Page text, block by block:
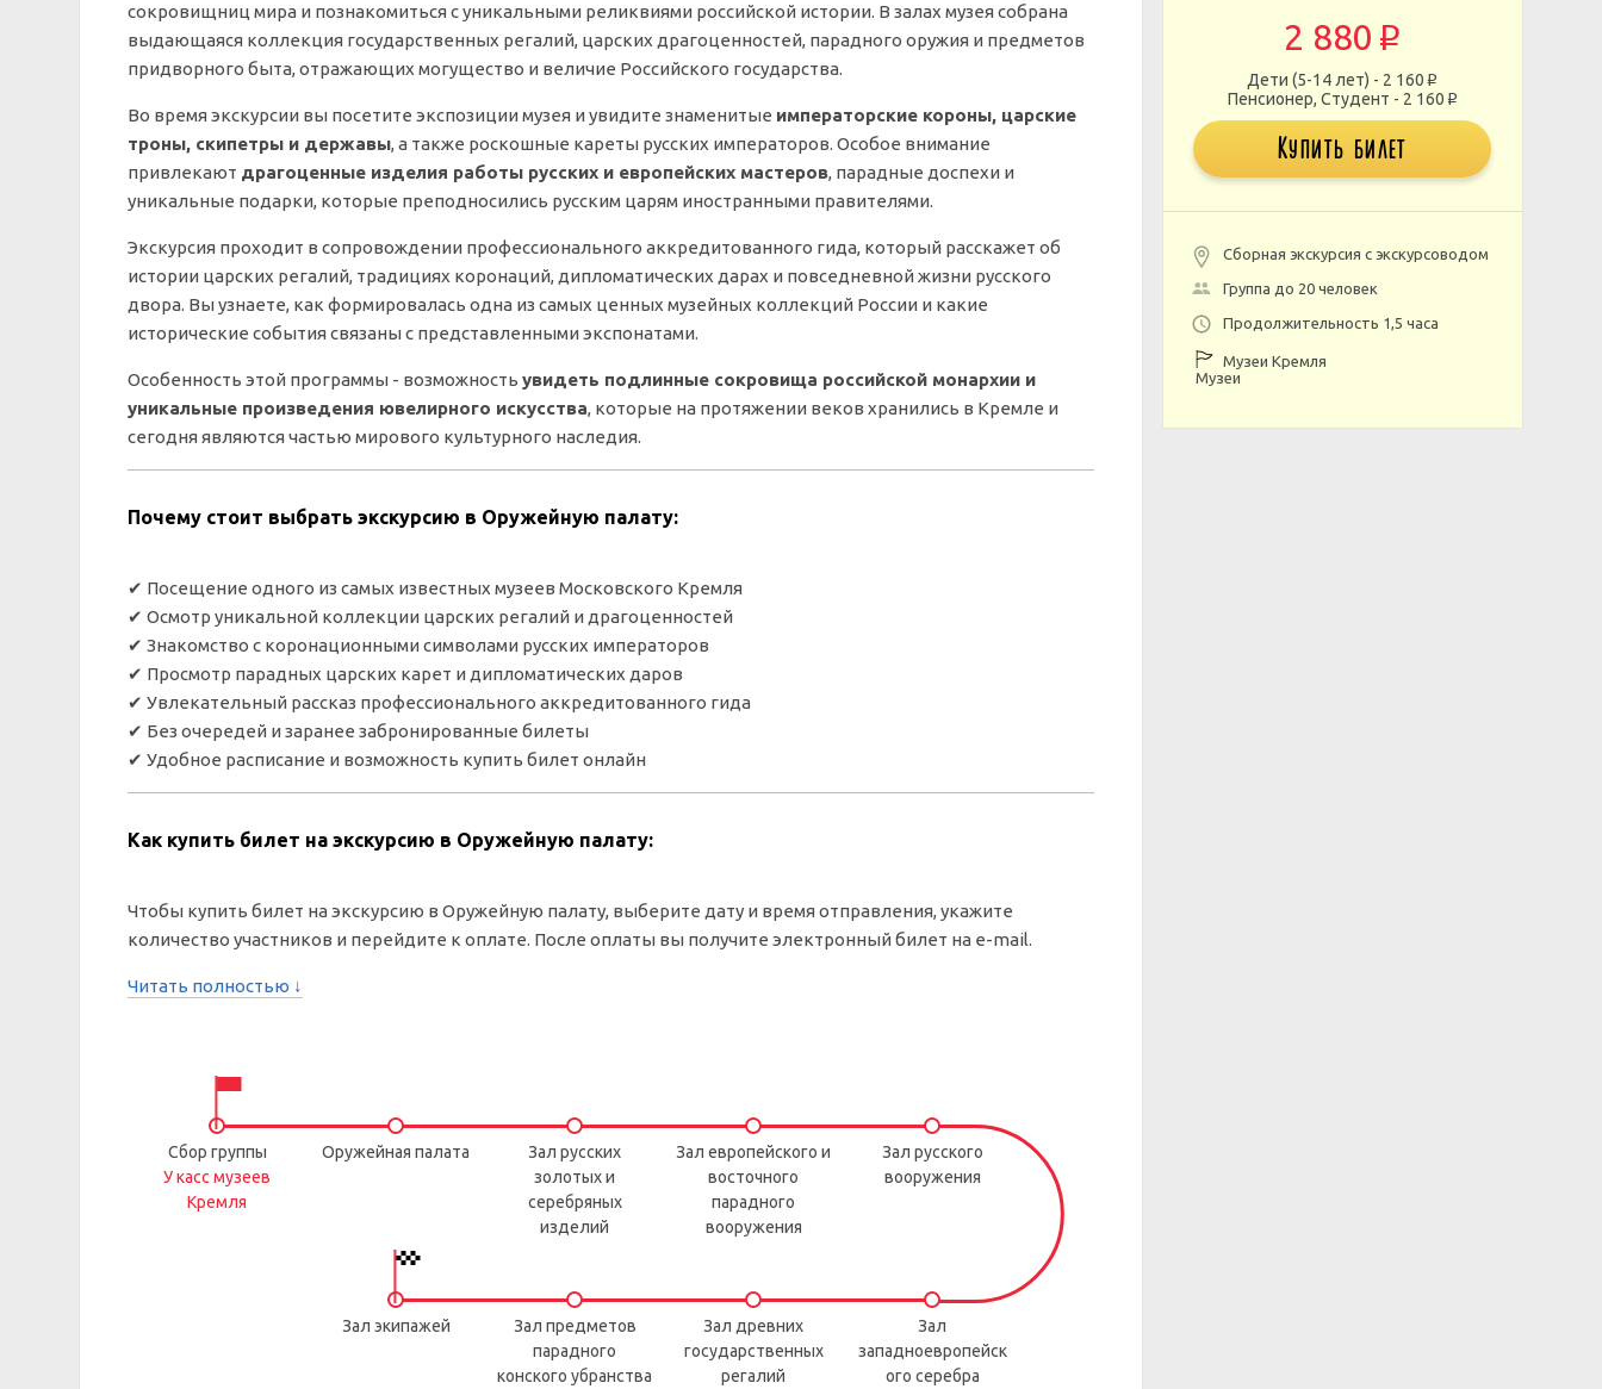
сокровищниц мира и познакомиться с уникальными реликвиями российской истории. В залах музея собрана
выдающаяся коллекция государственных регалий, царских драгоценностей, парадного оружия и предметов
придворного быта, отражающих могущество и величие Российского государства.
Во время экскурсии вы посетите экспозиции музея и увидите знаменитые императорские короны, царские
троны, скипетры и державы, а также роскошные кареты русских императоров. Особое внимание
привлекают драгоценные изделия работы русских и европейских мастеров, парадные доспехи и
уникальные подарки, которые преподносились русским царям иностранными правителями.
Экскурсия проходит в сопровождении профессионального аккредитованного гида, который расскажет об
истории царских регалий, традициях коронаций, дипломатических дарах и повседневной жизни русского
двора. Вы узнаете, как формировалась одна из самых ценных музейных коллекций России и какие
исторические события связаны с представленными экспонатами.
Особенность этой программы - возможность увидеть подлинные сокровища российской монархии и
уникальные произведения ювелирного искусства, которые на протяжении веков хранились в Кремле и
сегодня являются частью мирового культурного наследия.
Почему стоит выбрать экскурсию в Оружейную палату:
✔ Посещение одного из самых известных музеев Московского Кремля
✔ Осмотр уникальной коллекции царских регалий и драгоценностей
✔ Знакомство с коронационными символами русских императоров
✔ Просмотр парадных царских карет и дипломатических даров
✔ Увлекательный рассказ профессионального аккредитованного гида
✔ Без очередей и заранее забронированные билеты
✔ Удобное расписание и возможность купить билет онлайн
Как купить билет на экскурсию в Оружейную палату:
Чтобы купить билет на экскурсию в Оружейную палату, выберите дату и время отправления, укажите
количество участников и перейдите к оплате. После оплаты вы получите электронный билет на e-mail.
Читать полностью ↓
2 880 p
Дети (5-14 лет) - 2 160 p
Пенсионер, Студент - 2 160 p
Купить билет
Сборная экскурсия с экскурсоводом
Группа до 20 человек
Продолжительность 1,5 часа
Музеи Кремля
Музеи
Сбор группы
У касс музеев
Кремля
Оружейная палата
Зал русских
золотых и
серебряных
изделий
Зал европейского и
восточного
парадного
вооружения
Зал русского
вооружения
Зал
западноевропейск
ого серебра
Зал древних
государственных
регалий
Зал предметов
парадного
конского убранства
Зал экипажей